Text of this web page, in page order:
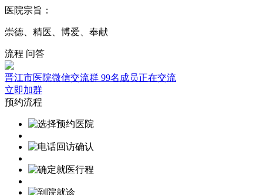
医院宗旨：
崇德、精医、博爱、奉献
流程 问答
晋江市医院微信交流群 99名成员正在交流
立即加群
预约流程